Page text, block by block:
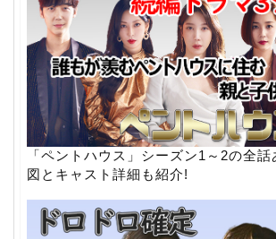
「ペントハウス」シーズン1～2の全
図とキャスト詳細も紹介!